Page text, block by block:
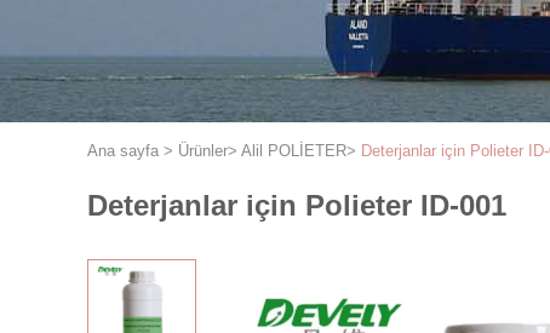
Ana sayfa > Ürünler> Alil POLİETER> Deterjanlar için Polieter
Deterjanlar için Polieter ID-001